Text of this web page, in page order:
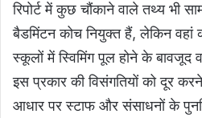
रिपोर्ट में कुछ चौंकाने वाले तथ्य भी
बैडमिंटन कोच नियुक्त हैं, लेकिन वहां
स्कूलों में स्विमिंग पूल होने के बावजूद
इस प्रकार की विसंगतियों को दूर
आधार पर स्टाफ और संसाधनों के